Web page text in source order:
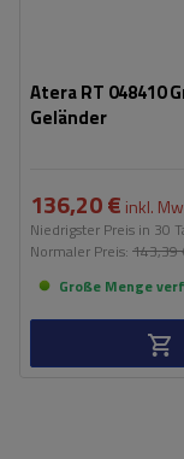
Atera RT 048410
Geländer
136,20 € inkl.
Niedrigster Preis in 30
Normaler Preis: 143,39
Große Menge